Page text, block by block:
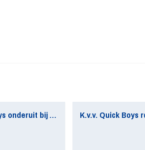
Matig Quick Boys onderuit bij AFC